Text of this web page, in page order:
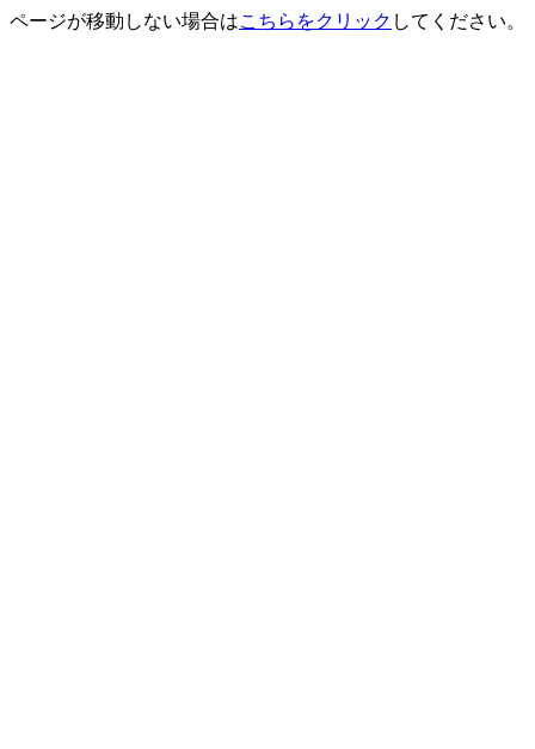
ページが移動しない場合はこちらをクリック してください。